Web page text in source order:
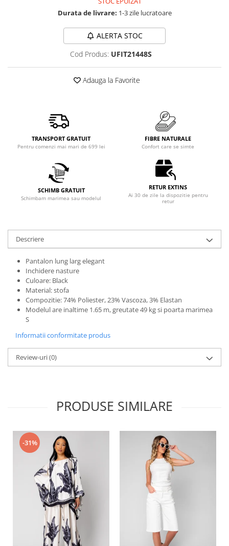
Durata de livrare: 1-3 zile lucratoare
ALERTA STOC
Cod Produs: UFIT21448S
Adauga la Favorite
TRANSPORT GRATUIT
Pentru comenzi mai mari de 699 lei
FIBRE NATURALE
Confort care se simte
SCHIMB GRATUIT
Schimbam marimea sau modelul
RETUR EXTINS
Ai 30 de zile la dispozitie pentru
retur
Descriere
Pantalon lung larg elegant
Inchidere nasture
Culoare: Black
Material: stofa
Compozitie: 74% Poliester, 23% Vascoza, 3% Elastan
Modelul are inaltime 1.65 m, greutate 49 kg si poarta marimea
S
Informatii conformitate produs
Review-uri(0)
PRODUSE SIMILARE
-31%